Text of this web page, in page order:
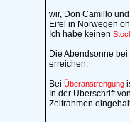
wir, Don Camillo
Eifel in Norwegen
Ich habe keinen
Die Abendsonne
erreichen.
Bei Überanstrengung
In der Überschrift
Zeitrahmen